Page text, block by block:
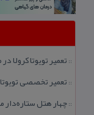
:: تعمیر تویوتا
:: تعمیر تخصصی
::چهار هتل‌ ستاره‌دار مشهد